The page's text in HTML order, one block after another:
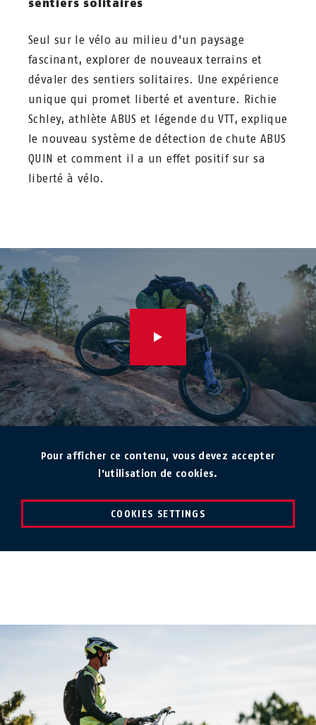
sentiers solitaires
Seul sur le vélo au milieu d'un paysage
fascinant, explorer de nouveaux terrains et
dévaler des sentiers solitaires. Une expérience
unique qui promet liberté et aventure. Richie
Schley, athlète ABUS et légende du VTT, explique
le nouveau système de détection de chute ABUS
QUIN et comment il a un effet positif sur sa
liberté à vélo.
Pour afficher ce contenu, vous devez accepter
l'utilisation de cookies.
COOKIES SETTINGS